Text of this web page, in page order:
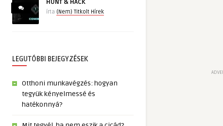
HUNT & HACK
írta (Nem) Titkolt Hírek
LEGUTÓBBI BEJEGYZÉSEK
Otthoni munkavégzés: hogyan
tegyük kényelmessé és
hatékonnyá?